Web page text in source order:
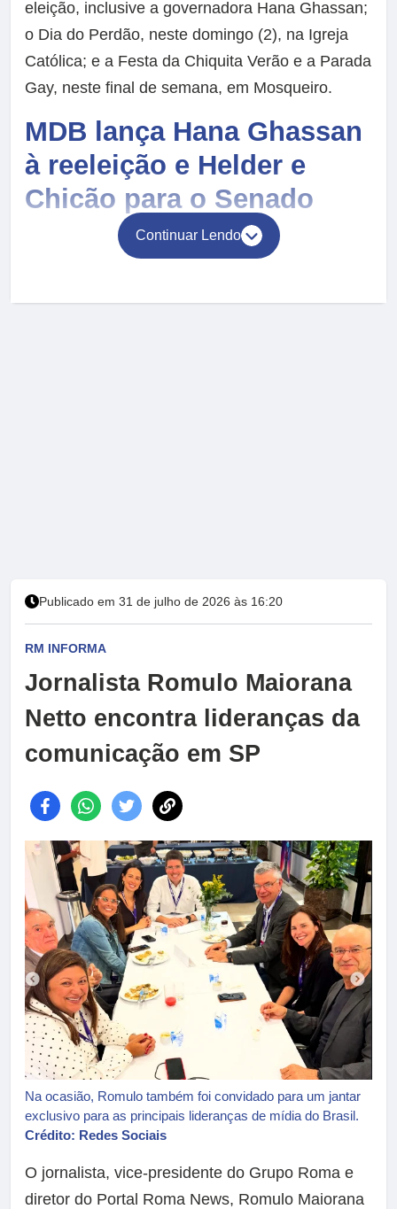
eleição, inclusive a governadora Hana Ghassan;
o Dia do Perdão, neste domingo (2), na Igreja
Católica; e a Festa da Chiquita Verão e a Parada
Gay, neste final de semana, em Mosqueiro.
MDB lança Hana Ghassan
à reeleição e Helder e
Chicão para o Senado
Continuar Lendo
Publicado em 31 de julho de 2026 às 16:20
RM INFORMA
Jornalista Romulo Maiorana
Netto encontra lideranças da
comunicação em SP
Na ocasião, Romulo também foi convidado para um jantar
exclusivo para as principais lideranças de mídia do Brasil.
Crédito: Redes Sociais
O jornalista, vice-presidente do Grupo Roma e
diretor do Portal Roma News, Romulo Maiorana